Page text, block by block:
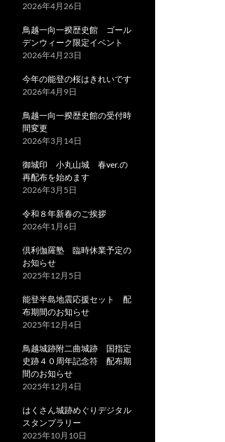
2026年4月26日
鳥越一向一揆歴史館 ゴール
デンウィーク限定イベント
2026年4月23日
今年の能登の桜はきれいです
2026年4月9日
鳥越一向一揆歴史館の受付時
間変更
2026年3月14日
御城印 小丸山城 春ver.の
再配布を始めます
2026年3月5日
令和８年新春のご挨拶
2026年1月6日
倶利伽羅塾 臨時休業予定の
お知らせ
2025年12月5日
能登半島地震応援セット 配
布期間のお知らせ
2025年12月4日
鳥越城跡附二曲城跡 国指定
史跡４０周年記念符 配布期
間のお知らせ
2025年12月4日
はくさん城跡めぐりデジタル
スタンプラリー
2025年10月10日